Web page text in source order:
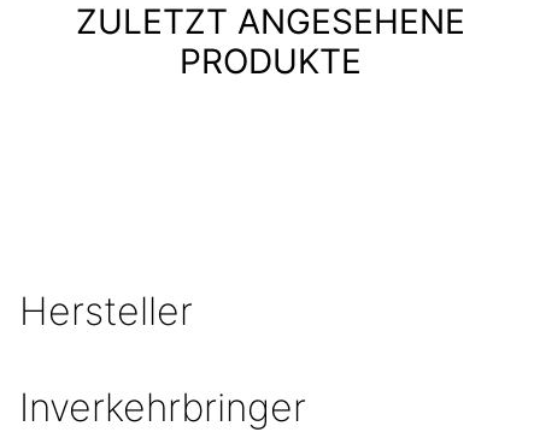
ZULETZT ANGESEHENE
PRODUKTE
Hersteller
Inverkehrbringer